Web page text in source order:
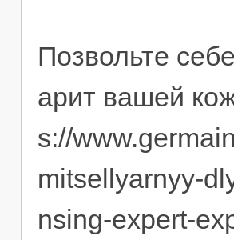
Позвольте
арит вашей
s://
mitsellyarnyy-
nsing-expert-